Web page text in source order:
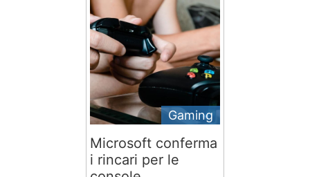
Gaming
Microsoft conferma
i rincari per le